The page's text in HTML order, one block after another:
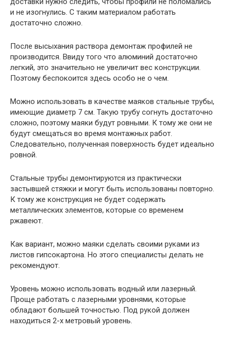
и не изогнулись. С таким материалом работать
достаточно сложно.
После высыхания раствора демонтаж профилей не
производится. Ввиду того что алюминий достаточно
легкий, это значительно не увеличит вес конструкции.
Поэтому беспокоится здесь особо не о чем.
Можно использовать в качестве маяков стальные трубы,
имеющие диаметр 7 см. Такую трубу согнуть достаточно
сложно, поэтому маяки будут ровными. К тому же они не
будут смещаться во время монтажных работ.
Следовательно, полученная поверхность будет идеально
ровной.
Стальные трубы демонтируются из практически
застывшей стяжки и могут быть использованы повторно.
К тому же конструкция не будет содержать
металлических элементов, которые со временем
ржавеют.
Как вариант, можно маяки сделать своими руками из
листов гипсокартона. Но этого специалисты делать не
рекомендуют.
Уровень можно использовать водный или лазерный.
Проще работать с лазерными уровнями, которые
обладают большей точностью. Под рукой должен
находиться 2-х метровый уровень.